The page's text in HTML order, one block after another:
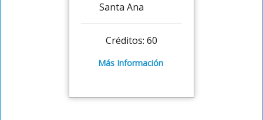
Créditos: 60
Más Información